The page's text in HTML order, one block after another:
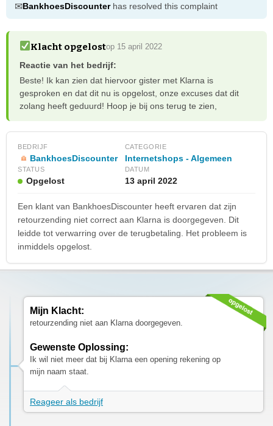
✉BankhoesDiscounterhas resolved this complaint
Klacht opgelostop 15 april 2022
Reactie van het bedrijf:
Beste! Ik kan zien dat hiervoor gister met Klarna is
gesproken en dat dit nu is opgelost, onze excuses dat dit
zolang heeft geduurd! Hoop je bij ons terug te zien,
BEDRIJF
BankhoesDiscounter
CATEGORIE
Internetshops - Algemeen
STATUS
Opgelost
DATUM
13 april 2022
Een klant van BankhoesDiscounter heeft ervaren dat zijn
retourzending niet correct aan Klarna is doorgegeven. Dit
leidde tot verwarring over de terugbetaling. Het probleem is
inmiddels opgelost.
Mijn Klacht:
retourzending niet aan Klarna doorgegeven.
Gewenste Oplossing:
Ik wil niet meer dat bij Klarna een opening rekening op
mijn naam staat.
Reageer als bedrijf